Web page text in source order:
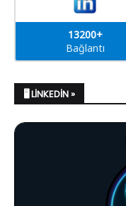
13200+
Bağlantı
🖥️ LINKEDIN »